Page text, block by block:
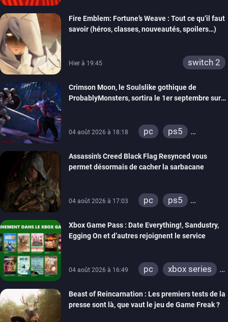
Fire Emblem: Fortune’s Weave : Tout ce qu’il faut
savoir (héros, classes, nouveautés, spoilers…)
Hier à 19:45 switch 2
Crimson Moon, le Soulslike gothique de
ProbablyMonsters, sortira le 1er septembre sur
04 août 2026 à 18:18 pc
ps5
Assassin’s Creed Black Flag Resynced vous
permet désormais de cacher la sarbacane
04 août 2026 à 17:03 pc
ps5
Xbox Game Pass : Date Everything!, Sandustry,
Egging On et d’autres rejoignent le service
04 août 2026 à 16:49 pc
xbox series
Beast of Reincarnation : Les premiers tests de la
presse sont là, que vaut le jeu de Game Freak ?